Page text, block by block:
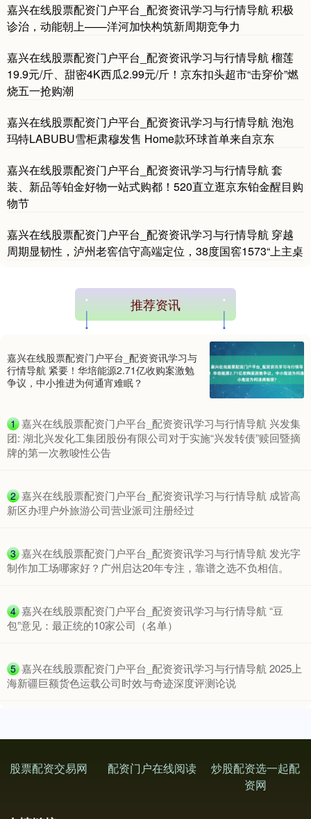
基金指数 7247.38 +5.28 +0.07%
国债指数 229.80 +0.11 +0.05%
期指IC0
深证成指 14316.96
+0.16%
嘉兴在线股票配资门户平台_配资资讯学习与行情导航 积极
诊治，动能朝上——洋河加快构筑新周期竞争力
嘉兴在线股票配资门户平台_配资资讯学习与行情导航 榴莲
19.9元/斤、甜密4K西瓜2.99元/斤！京东扣头超市“击穿价”燃
烧五一抢购潮
嘉兴在线股票配资门户平台_配资资讯学习与行情导航 泡泡
玛特LABUBU雪柜肃穆发售 Home款环球首单来自京东
嘉兴在线股票配资门户平台_配资资讯学习与行情导航 套
装、新品等铂金好物一站式购都！520直立逛京东铂金醒目购
物节
嘉兴在线股票配资门户平台_配资资讯学习与行情导航 穿越
周期显韧性，泸州老窖信守高端定位，38度国窖1573“上主桌
推荐资讯
嘉兴在线股票配资门户平台_配资资讯学习与
行情导航 紧要！华培能源2.71亿收购案激勉
争议，中小推进为何通宵难眠？
1 ​嘉兴在线股票配资门户平台_配资资讯学习与行情导航 兴发集
团: 湖北兴发化工集团股份有限公司对于实施“兴发转债”赎回暨摘
牌的第一次教唆性公告
2 ​嘉兴在线股票配资门户平台_配资资讯学习与行情导航 成皆高
新区办理户外旅游公司营业派司注册经过
3 ​嘉兴在线股票配资门户平台_配资资讯学习与行情导航 发光字
制作加工场哪家好？广州启达20年专注，靠谱之选不负相信。
4 ​嘉兴在线股票配资门户平台_配资资讯学习与行情导航 “豆
包”意见：最正统的10家公司（名单）
5 ​嘉兴在线股票配资门户平台_配资资讯学习与行情导航 2025上
海新疆巨额货色运载公司时效与奇迹深度评测论说
股票配资交易网 配资门户在线阅读
炒股配资选一起配
资网